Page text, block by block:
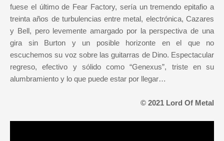
fuese el último de Fear Factory, sería un tremendo epitafio a
treinta años de turbulencias entre metal, electrónica, Cazares
y Bell, pero levemente amargado por la perspectiva de una
gira sin Burton y un posible horizonte en el que no
escuchemos su voz sobre las guitarras de Dino. Espectacular
regreso, efectivo y sólido como “Genexus”, triste en su
alumbramiento y lo que puede estar por llegar…
© 2021 Lord Of Metal